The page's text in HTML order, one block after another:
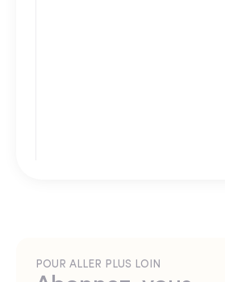
POUR ALLER PLUS LOIN